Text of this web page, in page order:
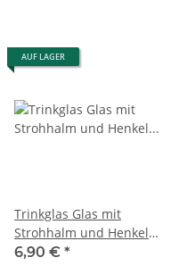
AUF LAGER
Trinkglas Glas mit
Strohhalm und Henkel
"Cocktails" in rot Höhe 13
6,90 € *